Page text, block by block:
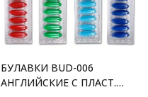
БУЛАВКИ BUD-006
АНГЛИЙСКИЕ С ПЛАСТ.